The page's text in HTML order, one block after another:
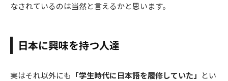
なされているのは当然と言えるかと思います。
日本に興味を持つ人達
実はそれ以外にも 「学生時代に日本語を履修していた」 とい